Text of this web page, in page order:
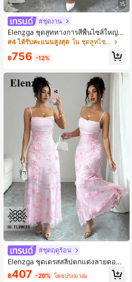
15
#ชุดงาน
Elenzga ชุดสูททางการสีพื้นไซส์ใหญ่พิเ
ศษ เสื้อแจ็กเก็ตและกางเกง
#4 ได้รับคะแนนสูงสุด ใน ชุดสูทไซส์ใหญ่
฿756 -12%
#ชุดฤดูร้อน
Elenzga ชุดเดรสสลิปตกแต่งลายดอกไ
ม้ระบายหรูหราสำหรับผู้หญิง
฿407 -20% โดยประมาณ